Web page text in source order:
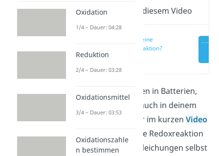
Wichtige Inhalte in diesem Video
Was ist eine
Redoxreaktion?
Redoxreaktionen finden in Batterien,
Akkumulatoren oder auch in deinem
Körper statt. Hier oder im kurzen Video
zeigen wir dir, was eine Redoxreaktion
ist und wie du Redoxgleichungen selbst
Oxidation
1/4 – Dauer: 04:28
Reduktion
2/4 – Dauer: 03:28
Oxidationsmittel
3/4 – Dauer: 03:53
Oxidationszahle
n bestimmen